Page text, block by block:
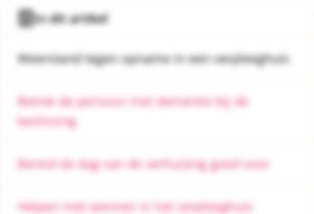
In dit artikel
Weerstand tegen opname in een verpleeghuis
Betrek de persoon met dementie bij de
beslissing
Bereid de dag van de verhuizing goed voor
Helpen met wennen in het verpleeghuis